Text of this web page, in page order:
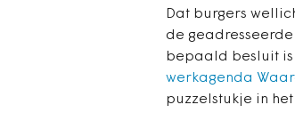
Dat burgers
de
bepaald besluit is
werkagenda
puzzelstukje in